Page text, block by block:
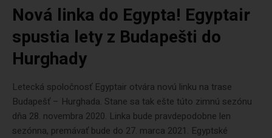
Nová linka do Egypta! Egyptair
spustia lety z Budapešti do
Hurghady
Letecká spoločnosť Egyptair otvára novú linku na trase
Budapešť – Hurghada. Stane sa tak ešte túto zimnú sezónu
dňa 28. novembra 2020. Linka bude pravdepodobne len
sezónna, premávať bude do 27. marca 2021. Egyptské